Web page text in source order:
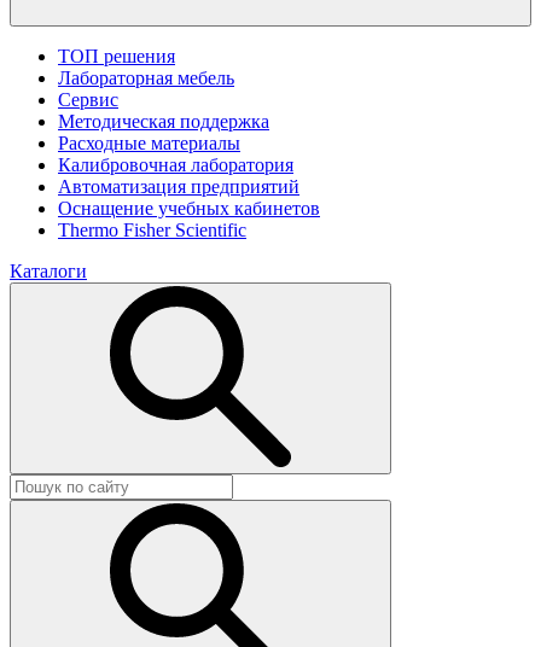
ТОП решения
Лабораторная мебель
Сервис
Методическая поддержка
Расходные материалы
Калибровочная лаборатория
Автоматизация предприятий
Оснащение учебных кабинетов
Thermo Fisher Scientific
Каталоги